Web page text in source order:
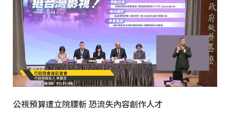
公視預算遭立院腰斬 恐流失內容創作人才